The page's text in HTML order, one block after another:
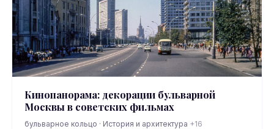
Кинопанорама: декорации бульварной
Москвы в советских фильмах
бульварное кольцо · История и архитектура +16